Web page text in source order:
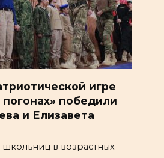
игре
победили
и Елизавета
школьниц в возрастных